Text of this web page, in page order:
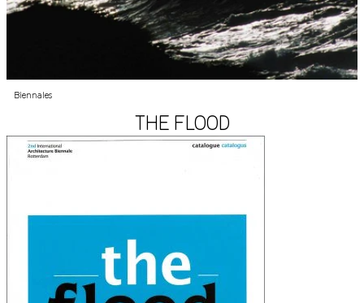
Biennales
THE FLOOD